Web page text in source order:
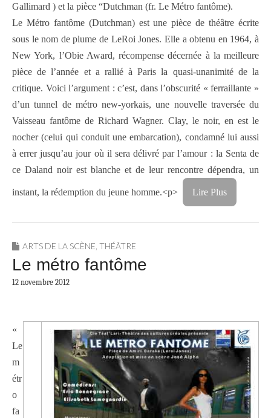
Gallimard ) et la pièce “Dutchman (fr. Le Métro fantôme).
Le Métro fantôme (Dutchman) est une pièce de théâtre écrite
sous le nom de plume de LeRoi Jones. Elle a obtenu en 1964, à
New York, l’Obie Award, récompense décernée à la meilleure
pièce de l’année et a rallié à Paris la quasi-unanimité de la
critique. Voici l’argument : c’est, dans l’obscurité « ferraillante »
d’un tunnel de métro new-yorkais, une nouvelle traversée du
Vaisseau fantôme de Richard Wagner. Clay, le noir, en est le
nocher (celui qui conduit une embarcation), condamné lui aussi
à errer jusqu’au jour où il sera délivré par l’amour : la Senta de
ce Daland noir est blanche et de leur rencontre dépendra, un
instant, la rédemption du jeune homme.<p> Lire Plus
ARTS DE LA SCÈNE THÉÂTRE
Le métro fantôme
12 novembre 2012
«
Le
m
étr
o
fa